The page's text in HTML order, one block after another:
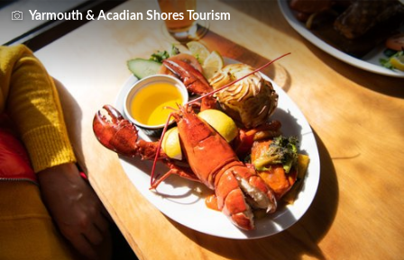
Yarmouth & Acadian Shores Tourism